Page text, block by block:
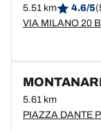
5.51 km 4.6/5
VIA MILANO 20
5.61 km